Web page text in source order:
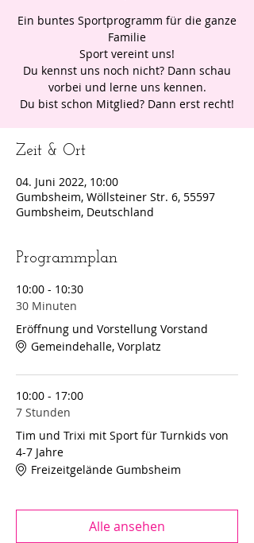
Ein buntes Sportprogramm für die ganze
Familie
Sport vereint uns!
Du kennst uns noch nicht? Dann schau
vorbei und lerne uns kennen.
Zeit & Ort
04. Juni 2022, 10:00
Gumbsheim, Wöllsteiner Str. 6, 55597
Gumbsheim, Deutschland
Programmplan
10:00 - 10:30
30 Minuten
Eröffnung und Vorstellung Vorstand
Gemeindehalle, Vorplatz
10:00 - 17:00
7 Stunden
Tim und Trixi mit Sport für Turnkids von
4-7 Jahre
Freizeitgelände Gumbsheim
Alle ansehen